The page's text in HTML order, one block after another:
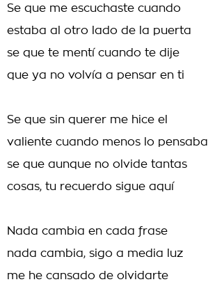
Se que me escuchaste cuando
estaba al otro lado de la puerta
se que te mentí cuando te dije
que ya no volvía a pensar en ti
Se que sin querer me hice el
valiente cuando menos lo pensaba
se que aunque no olvide tantas
cosas, tu recuerdo sigue aquí
Nada cambia en cada frase
nada cambia, sigo a media luz
me he cansado de olvidarte